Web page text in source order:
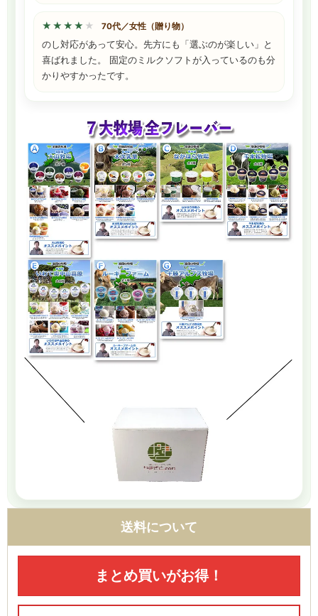
★★★★★
★★★★★ 70代／女性（贈り物）
のし対応があって安心。先方にも「選ぶのが楽しい」と
喜ばれました。 固定のミルクソフトが入っているのも分
かりやすかったです。
送料について
まとめ買いがお得！